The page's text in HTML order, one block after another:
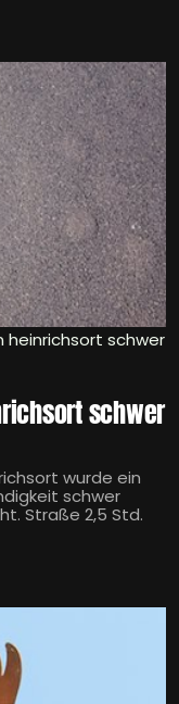
heinrichsort schwer
schwer
wurde ein
schwer
Straße 2,5 Std.